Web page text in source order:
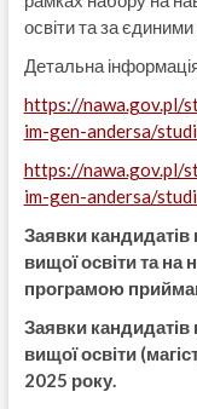
освіти та за
Детальна
https://nawa.gov.pl/
im-gen-andersa/
https://nawa.gov.pl/
im-gen-andersa/
Заявки
вищої освіти та
програмою
Заявки кандидатів
вищої освіти
2025 року.